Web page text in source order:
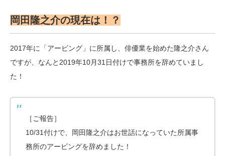
岡田隆之介の現在は！？
2017年に「アービング」に所属し、俳優業を始めた隆之介さん
ですが、なんと2019年10月31日付けで事務所を辞めていまし
た！
［ご報告］
10/31付けで、岡田隆之介はお世話になっていた所属事
務所のアービングを辞めました！